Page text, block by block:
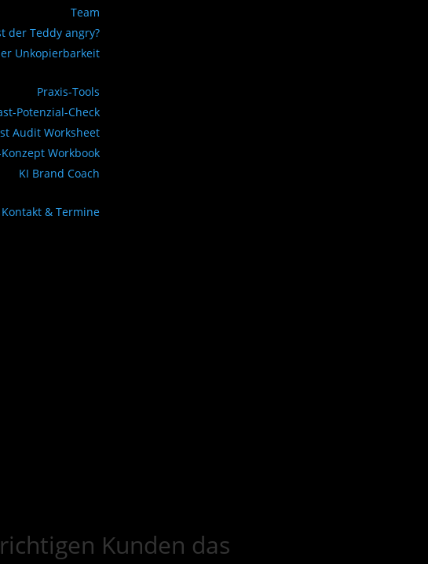
Team
der Teddy angry?
Unkopierbarkeit
Praxis-Tools
Potenzial-Check
Audit Worksheet
Workbook
KI Brand Coach
Kontakt & Termine
Kunden das